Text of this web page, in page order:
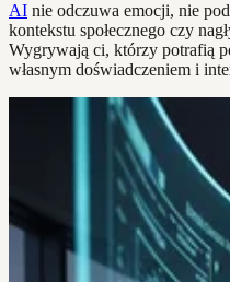
AI nie odczuwa emocji, nie
kontekstu społecznego czy
Wygrywają ci, którzy potrafią
własnym doświadczeniem i